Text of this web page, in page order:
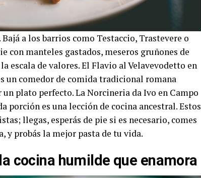
a los barrios como Testaccio, Trastevere o
manteles gastados, meseros gruñones de
escala de valores. El Flavio al Velavevodetto en
un comedor de comida tradicional romana
un plato perfecto. La Norcineria da Ivo en Campo
porción es una lección de cocina ancestral. Estos
llegas, esperás de pie si es necesario, comes
y probás la mejor pasta de tu vida.
cocina humilde que enamora